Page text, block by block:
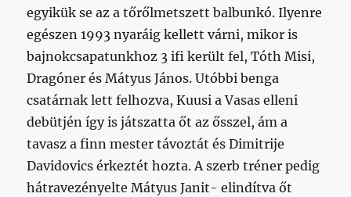
egyikük se az a tőrőlmetszett balbunkó. Ilyenre
egészen 1993 nyaráig kellett várni, mikor is
bajnokcsapatunkhoz 3 ifi került fel, Tóth Misi,
Dragóner és Mátyus János. Utóbbi benga
csatárnak lett felhozva, Kuusi a Vasas elleni
debütjén így is játszatta őt az ősszel, ám a
tavasz a finn mester távoztát és Dimitrije
Davidovics érkeztét hozta. A szerb tréner pedig
hátravezényelte Mátyus Janit- elindítva őt